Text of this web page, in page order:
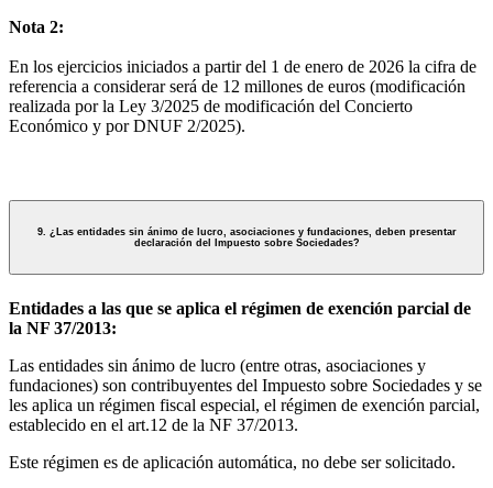
Nota 2:
En los ejercicios iniciados a partir del 1 de enero de 2026 la cifra de
referencia a considerar será de 12 millones de euros (modificación
realizada por la Ley 3/2025 de modificación del Concierto
Económico y por DNUF 2/2025).
9. ¿Las entidades sin ánimo de lucro, asociaciones y fundaciones, deben presentar
declaración del Impuesto sobre Sociedades?
Entidades a las que se aplica el régimen de exención parcial de
la NF 37/2013:
Las entidades sin ánimo de lucro (entre otras, asociaciones y
fundaciones) son contribuyentes del Impuesto sobre Sociedades y se
les aplica un régimen fiscal especial, el régimen de exención parcial,
establecido en el art.12 de la NF 37/2013.
Este régimen es de aplicación automática, no debe ser solicitado.